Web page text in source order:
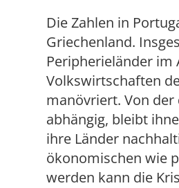
Die Zahlen in
Griechenland.
Peripherieländer im
Volkswirtschaften
manövriert. Von der
abhängig, bleibt
ihre Länder
ökonomischen wie
werden kann die